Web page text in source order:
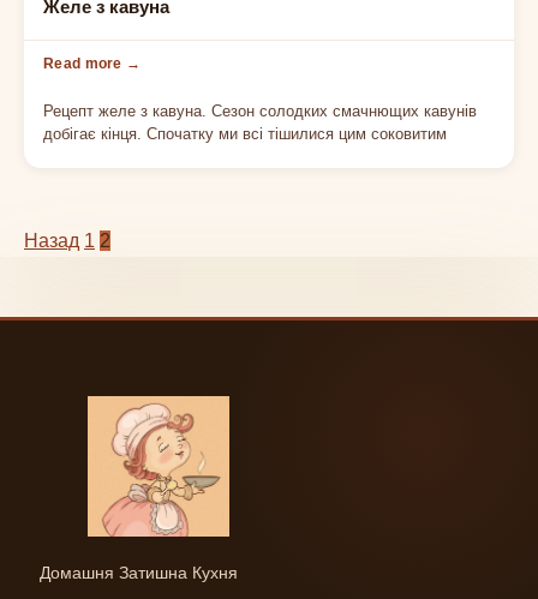
Желе з кавуна
Рецепт желе з кавуна. Сезон солодких смачнющих кавунів
добігає кінця. Спочатку ми всі тішилися цим соковитим
Пагінація
Назад 1 2
Домашня Затишна Кухня